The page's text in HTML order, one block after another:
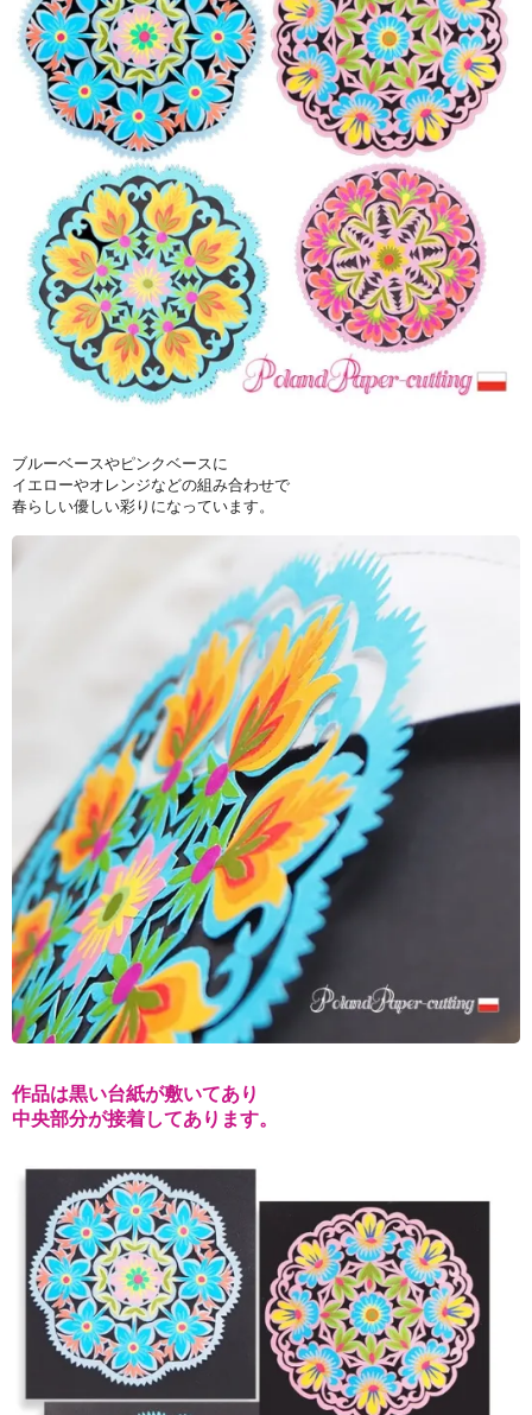
ブルーベースやピンクベースに
イエローやオレンジなどの組み合わせで
春らしい優しい彩りになっています。
作品は黒い台紙が敷いてあり
中央部分が接着してあります。